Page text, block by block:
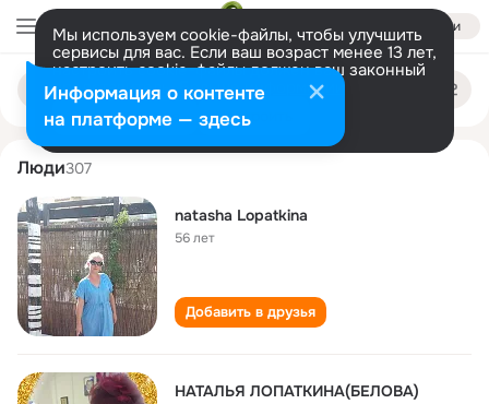
Войти
Мы используем cookie-файлы, чтобы улучшить
сервисы для вас. Если ваш возраст менее 13 лет,
настроить cookie-файлы должен ваш законный
представитель. Больше информации
Разрешить все Настроить
Поиск
людям
natalya lopatkina
Люди307
natasha Lopatkina
56 лет
Добавить в друзья
НАТАЛЬЯ ЛОПАТКИНА(БЕЛОВА)
Информация о контенте
на платформе — здесь